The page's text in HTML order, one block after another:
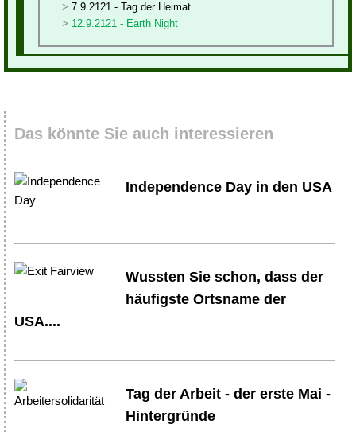
7.9.2121 - Tag der Heimat
12.9.2121 - Earth Night
Das könnte Sie auch interessieren
Independence Day in den USA
Wussten Sie schon, dass der
häufigste Ortsname der
USA....
Tag der Arbeit - der erste Mai -
Hintergründe